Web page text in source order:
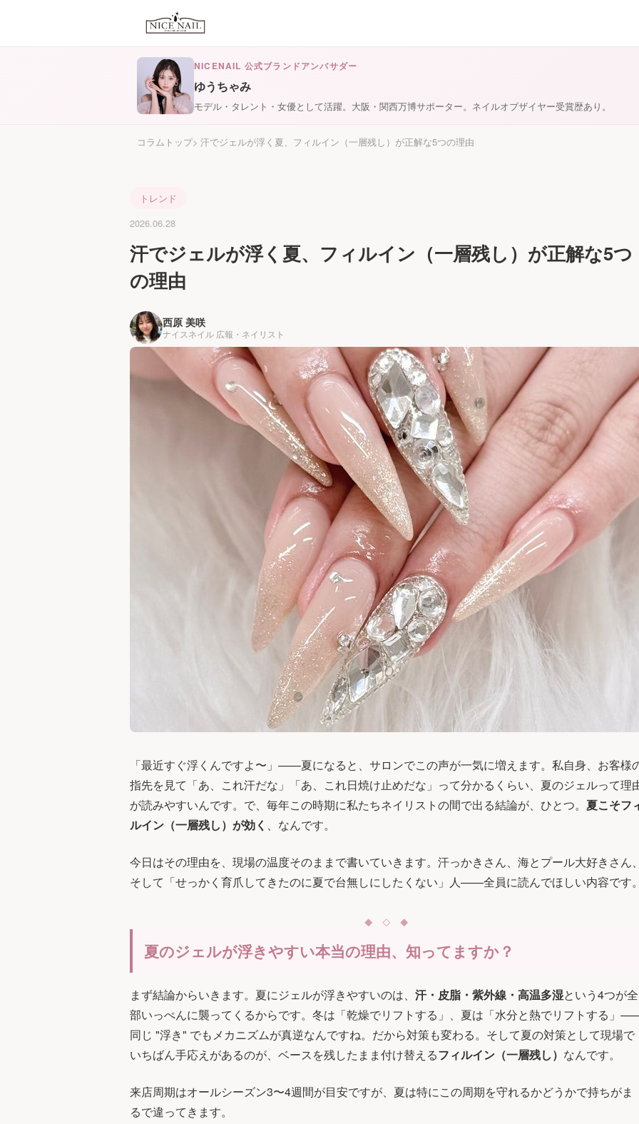
NICENAIL 公式ブランドアンバサダー
ゆうちゃみ
モデル・タレント・女優として活躍。大阪・関西万博サポーター。ネイルオブザイヤー受賞歴あり。
コラムトップ 汗でジェルが浮く夏、フィルイン（一層残し）が正解な5つの理由
トレンド
2026.06.28
汗でジェルが浮く夏、フィルイン（一層残し）が正解な5つ
の理由
西原 美咲
ナイスネイル 広報・ネイリスト
「最近すぐ浮くんですよ〜」——夏になると、サロンでこの声が一気に増えます。私自身、お客様
指先を見て「あ、これ汗だな」「あ、これ日焼け止めだな」って分かるくらい、夏のジェルって理
が読みやすいんです。で、毎年この時期に私たちネイリストの間で出る結論が、ひとつ。 夏こそフ
ルイン（一層残し）が効く 、なんです。
今日はその理由を、現場の温度そのままで書いていきます。汗っかきさん、海とプール大好きさん
そして「せっかく育爪してきたのに夏で台無しにしたくない」人——全員に読んでほしい内容です
夏のジェルが浮きやすい本当の理由、知ってますか？
まず結論からいきます。夏にジェルが浮きやすいのは、 汗・皮脂・紫外線・高温多湿という4つが全
部いっぺんに襲ってくるからです。冬は「乾燥でリフトする」、夏は「水分と熱でリフトする」
同じ "浮き" でもメカニズムが真逆なんですね。だから対策も変わる。そして夏の対策として現場で
いちばん手応えがあるのが、ベースを残したまま付け替えるフィルイン（一層残し） なんです。
来店周期はオールシーズン3〜4週間が目安ですが、夏は特にこの周期を守れるかどうかで持ちがま
るで違ってきます。